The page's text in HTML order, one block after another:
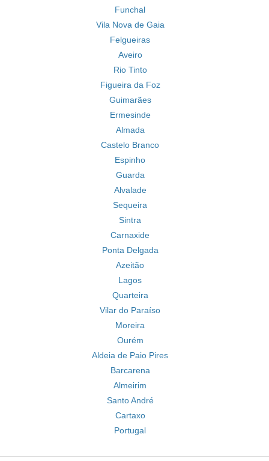
Funchal
Vila Nova de Gaia
Felgueiras
Aveiro
Rio Tinto
Figueira da Foz
Guimarães
Ermesinde
Almada
Castelo Branco
Espinho
Guarda
Alvalade
Sequeira
Sintra
Carnaxide
Ponta Delgada
Azeitão
Lagos
Quarteira
Vilar do Paraíso
Moreira
Ourém
Aldeia de Paio Pires
Barcarena
Almeirim
Santo André
Cartaxo
Portugal